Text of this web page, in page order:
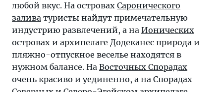
любой вкус. На островах Саронического
залива туристы найдут примечательную
индустрию развлечений, а на Ионических
островах и архипелаге Додеканес природа и
пляжно-отпускное веселье находятся в
нужном балансе. На Восточных Спорадах
очень красиво и уединенно, а на Спорадах